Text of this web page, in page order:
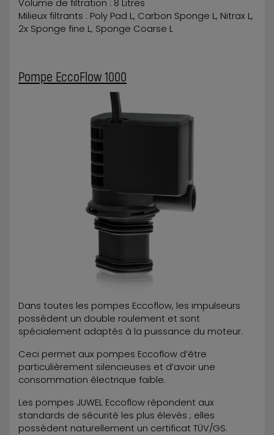
Volume de filtration : 8 Litres
Milieux filtrants : Poly Pad L, Carbon Sponge L, Nitrax L,
2x Sponge fine L, Sponge Coarse L
Pompe EccoFlow 1000
Dans toutes les pompes Eccoflow, les impulseurs
possèdent un double roulement et sont
spécialement adaptés à la puissance du moteur.
Ceci permet aux pompes Eccoflow d’être
particulièrement silencieuses et d’avoir une
consommation électrique faible.
Les pompes JUWEL Eccoflow répondent aux
standards de sécurité les plus élevés ; elles
possèdent naturellement un certificat TÜV/GS.